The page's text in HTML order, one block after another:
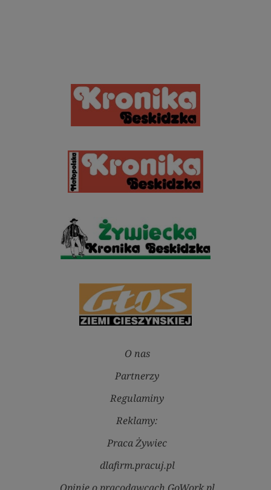
O nas
Partnerzy
Regulaminy
Reklamy:
Praca Żywiec
dlafirm.pracuj.pl